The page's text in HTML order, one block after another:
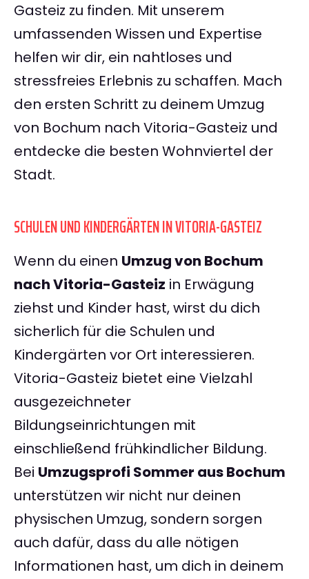
Gasteiz zu finden. Mit unserem
umfassenden Wissen und Expertise
helfen wir dir, ein nahtloses und
stressfreies Erlebnis zu schaffen. Mach
den ersten Schritt zu deinem Umzug
von Bochum nach Vitoria-Gasteiz und
entdecke die besten Wohnviertel der
Stadt.
SCHULEN UND KINDERGÄRTEN IN VITORIA-GASTEIZ
Wenn du einen Umzug von Bochum
nach Vitoria-Gasteiz in Erwägung
ziehst und Kinder hast, wirst du dich
sicherlich für die Schulen und
Kindergärten vor Ort interessieren.
Vitoria-Gasteiz bietet eine Vielzahl
ausgezeichneter
Bildungseinrichtungen mit
einschließend frühkindlicher Bildung.
Bei Umzugsprofi Sommer aus Bochum
unterstützen wir nicht nur deinen
physischen Umzug, sondern sorgen
auch dafür, dass du alle nötigen
Informationen hast, um dich in deinem